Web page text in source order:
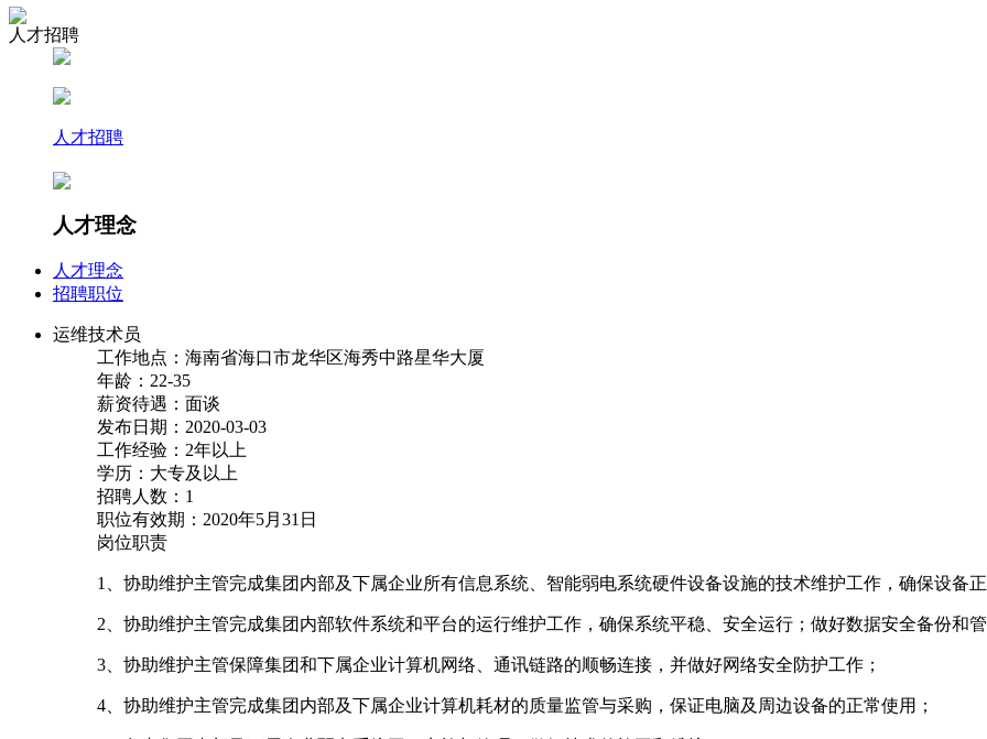
人才招聘
人才招聘
人才理念
人才理念
招聘职位
运维技术员
工作地点：海南省海口市龙华区海秀中路星华大厦
年龄：22-35
薪资待遇：面谈
发布日期：2020-03-03
工作经验：2年以上
学历：大专及以上
招聘人数：1
职位有效期：2020年5月31日
岗位职责
1、协助维护主管完成集团内部及下属企业所有信息系统、智能弱电系统硬件设备设施的技术维护工作，确保设备正
2、协助维护主管完成集团内部软件系统和平台的运行维护工作，确保系统平稳、安全运行；做好数据安全备份和管
3、协助维护主管保障集团和下属企业计算机网络、通讯链路的顺畅连接，并做好网络安全防护工作；
4、协助维护主管完成集团内部及下属企业计算机耗材的质量监管与采购，保证电脑及周边设备的正常使用；